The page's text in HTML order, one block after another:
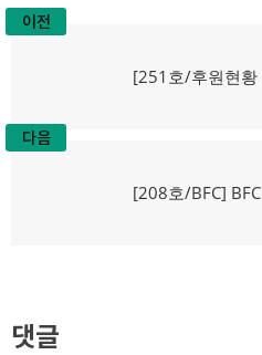
글
색
이전
이
[251호/후원현황
다음
다
[208호/BFC]
댓글